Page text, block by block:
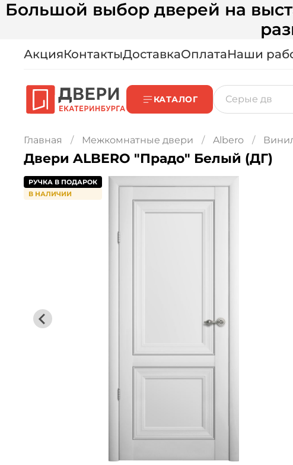
Большой выбор дверей на
АкцияКонтактыДоставкаОплатаНаши
КАТАЛОГ
Главная Межкомнатные двери Albero
Двери ALBERO "Прадо" Белый (ДГ)
РУЧКА В ПОДАРОК
В НАЛИЧИИ